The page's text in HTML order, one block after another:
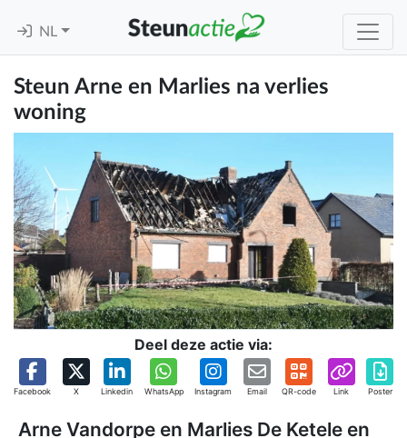
NL
Steun Arne en Marlies na verlies
woning
Deel deze actie via:
Facebook X Linkedin WhatsApp Instagram Email QR-code Link Poster
Arne Vandorpe en Marlies De Ketele en